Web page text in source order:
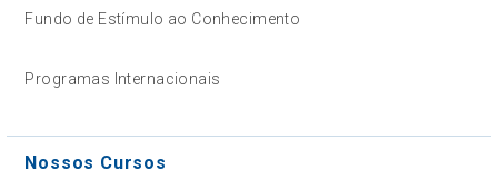
Fundo de Estímulo ao Conhecimento
Programas Internacionais
Nossos Cursos